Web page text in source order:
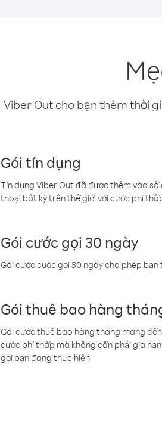
Viber Out cho bạn thêm thời
Gói tín dụng
Tín dụng Viber Out đã được thêm vào
thoại bất kỳ trên thế giới với cước phí
Gói cước gọi 30 ngày
Gói cước cuộc gọi 30 ngày cho phép
Gói thuê bao hàng
Gói cước thuê bao hàng tháng mang
cước phí thấp mà không cần phải gia
gọi bạn đang thực hiện